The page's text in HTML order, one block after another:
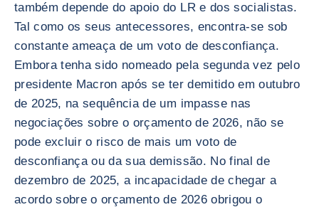
também depende do apoio do LR e dos socialistas.
Tal como os seus antecessores, encontra-se sob
constante ameaça de um voto de desconfiança.
Embora tenha sido nomeado pela segunda vez pelo
presidente Macron após se ter demitido em outubro
de 2025, na sequência de um impasse nas
negociações sobre o orçamento de 2026, não se
pode excluir o risco de mais um voto de
desconfiança ou da sua demissão. No final de
dezembro de 2025, a incapacidade de chegar a
acordo sobre o orçamento de 2026 obrigou o